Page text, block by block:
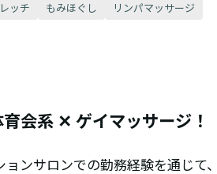
ッチ もみほぐし リンパマッサージ
会系 ✕ ゲイマッサージ！
ンサロンでの勤務経験を通じて